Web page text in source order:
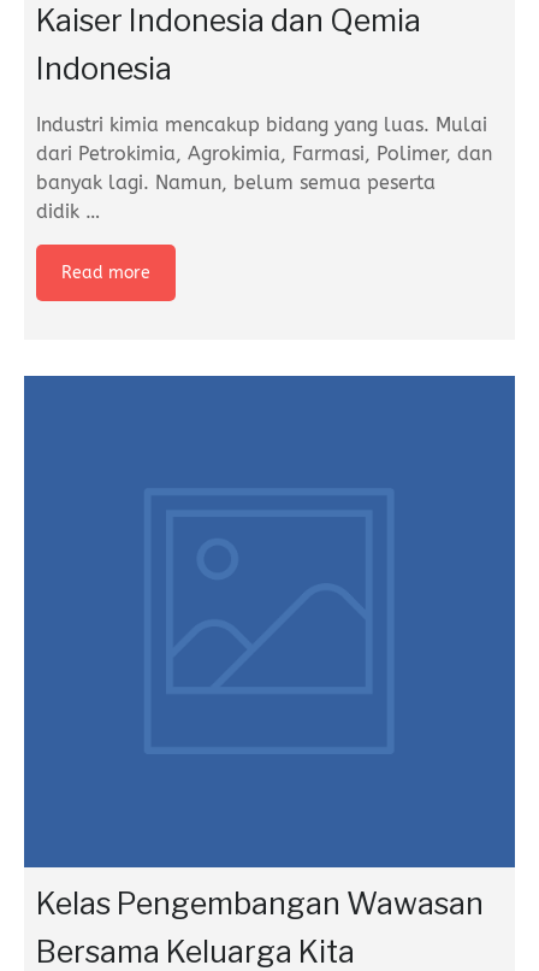
Kaiser Indonesia dan Qemia
Indonesia
Industri kimia mencakup bidang yang luas. Mulai
dari Petrokimia, Agrokimia, Farmasi, Polimer, dan
banyak lagi. Namun, belum semua peserta
didik …
Read more
Kelas Pengembangan Wawasan
Bersama Keluarga Kita